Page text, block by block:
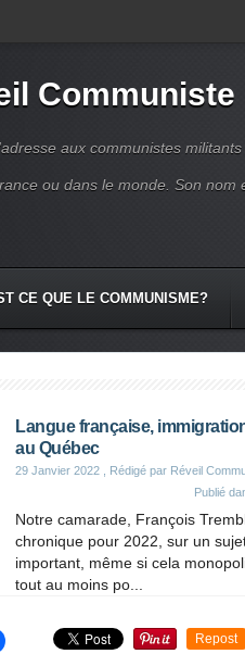
Communiste
aux communistes
ou dans le monde. Son nom
CE QUE LE COMMUNISME?
Langue française,
au Québec
29 Janvier 2022 , Rédigé par Réveil
Publié
Notre camarade, François
chronique pour 2022, sur un
important, même si cela
tout au moins po...
Repost